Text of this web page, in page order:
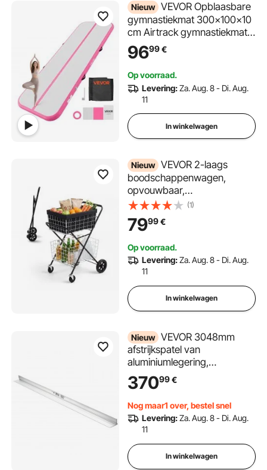
Nieuw VEVOR Opblaasbare
gymnastiekmat 300x100x10
cm Airtrack gymnastiekmat
voor training,
wedstrijdsporten en yoga,
met antislipoppervlak, 600W
elektrische luchtpomp,
reparatiepatch, mondstukken
9699€
Op voorraad.
Levering:Za. Aug. 8 - Di. Aug.
11
In winkelwagen
Nieuw VEVOR 2-laags
boodschappenwagen,
opvouwbaar,
draagvermogen 40 kg,
stalen frame, inhoud 64 liter,
met 2 uitneembare manden
transportwagen voor
huishouden, supermarkt en
magazijn.
(1)
7999€
Op voorraad.
Levering:Za. Aug. 8 - Di. Aug.
11
In winkelwagen
Nieuw VEVOR 3048mm
afstrijkspatel van
aluminiumlegering,
betonafstrijker, 134mm breed
voor een groot oppervlak,
vervangingsonderdeel voor
betonvibratoren,
nivelleergereedschap voor
de wegenbouw en
vloernivellering.
37099€
Nog maar1 over, bestel snel
Levering:Za. Aug. 8 - Di. Aug.
11
In winkelwagen